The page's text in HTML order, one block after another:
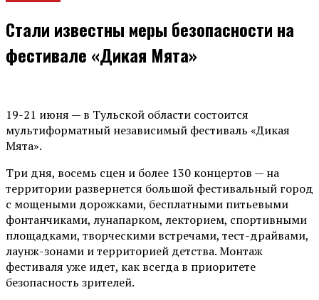
Стали известны меры безопасности на
фестивале «Дикая Мята»
19-21 июня — в Тульской области состоится
мультиформатный независимый фестиваль «Дикая
Мята».
Три дня, восемь сцен и более 130 концертов — на
территории развернется большой фестивальный город
с мощеными дорожками, бесплатными питьевыми
фонтанчиками, лунапарком, лекторием, спортивными
площадками, творческими встречами, тест-драйвами,
лаунж-зонами и территорией детства. Монтаж
фестиваля уже идет, как всегда в приоритете
безопасность зрителей.